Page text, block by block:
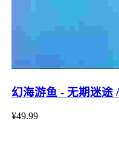
幻海游鱼 - 无期迷途
¥49.99